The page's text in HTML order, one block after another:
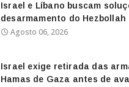
Israel e Líbano buscam
desarmamento do Hezbollah
Agosto 06, 2026
Israel exige retirada das
Hamas de Gaza antes de